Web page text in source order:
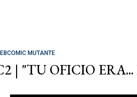
MUTANTE
| "TU OFICIO